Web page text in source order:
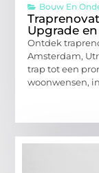
Bouw En
Upgrade
Ontdek
Amsterdam,
trap tot een
woonwensen,